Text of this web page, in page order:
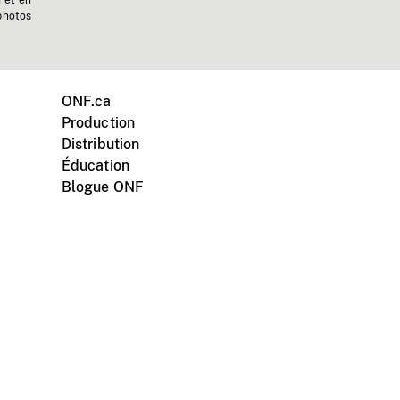
ONF.ca
Production
Distribution
Éducation
Blogue ONF